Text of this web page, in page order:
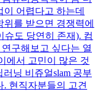
어렵다고 하는데
를 받으면 경쟁력에
슈도 당연히 존재). 컴
구해보고 싶다는 열
에서 고민이 많은 것
닝 비쥬얼slam 공부
. 현직자분들의 고견